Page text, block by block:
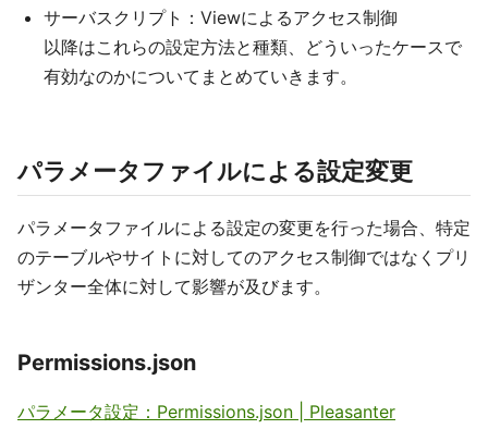
サーバスクリプト：Viewによるアクセス制御
以降はこれらの設定方法と種類、どういったケースで
有効なのかについてまとめていきます。
パラメータファイルによる設定変更
パラメータファイルによる設定の変更を行った場合、特定
のテーブルやサイトに対してのアクセス制御ではなくプリ
ザンター全体に対して影響が及びます。
Permissions.json
パラメータ設定：Permissions.json | Pleasanter